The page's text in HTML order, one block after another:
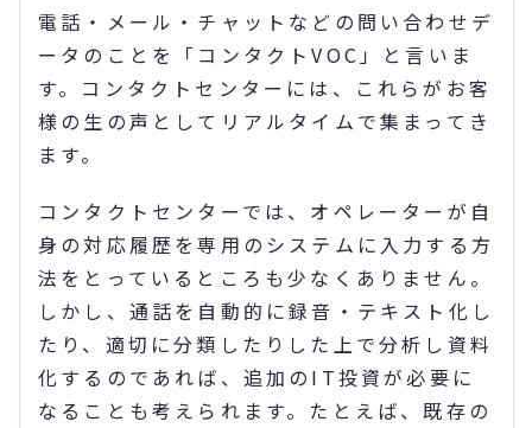
電話・メール・チャットなどの問い合わせデ
ータのことを「コンタクトVOC」と言いま
す。コンタクトセンターには、これらがお客
様の生の声としてリアルタイムで集まってき
ます。
コンタクトセンターでは、オペレーターが自
身の対応履歴を専用のシステムに入力する方
法をとっているところも少なくありません。
しかし、通話を自動的に録音・テキスト化し
たり、適切に分類したりした上で分析し資料
化するのであれば、追加のIT投資が必要に
なることも考えられます。たとえば、既存の